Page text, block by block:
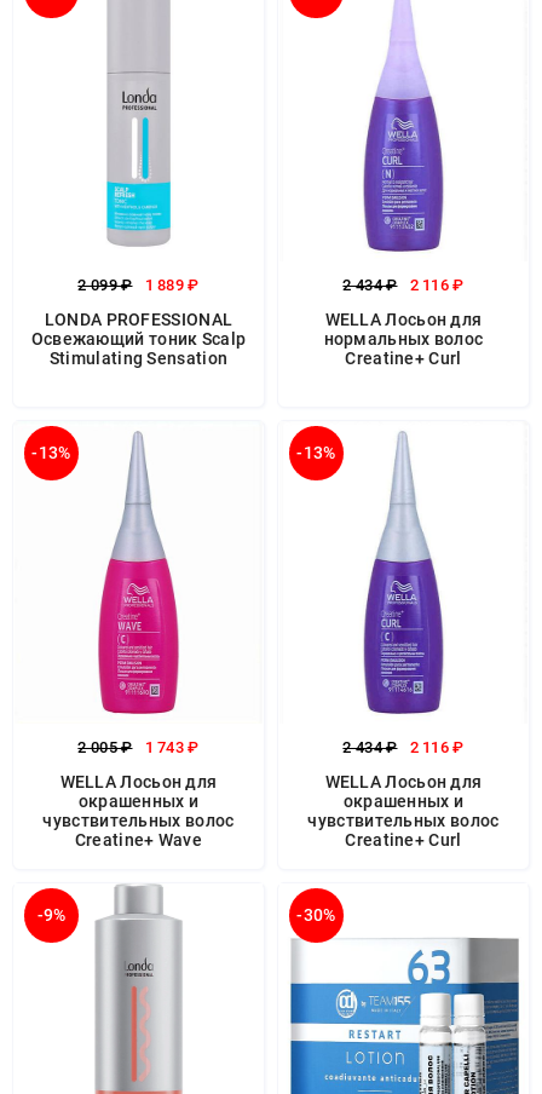
2 099 ₽ 1 889 ₽
LONDA PROFESSIONAL
Освежающий тоник Scalp
Stimulating Sensation
2 434 ₽ 2 116 ₽
WELLA Лосьон для
нормальных волос
Creatine+ Curl
-13%
2 005 ₽ 1 743 ₽
WELLA Лосьон для
окрашенных и
чувствительных волос
Creatine+ Wave
-13%
2 434 ₽ 2 116 ₽
WELLA Лосьон для
окрашенных и
чувствительных волос
Creatine+ Curl
-9% -30%